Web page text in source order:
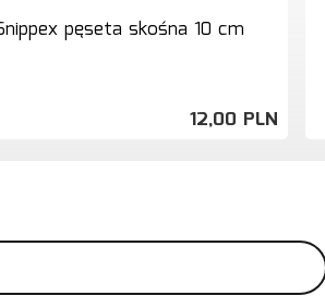
pęseta skośna 10 cm
12,00 PLN